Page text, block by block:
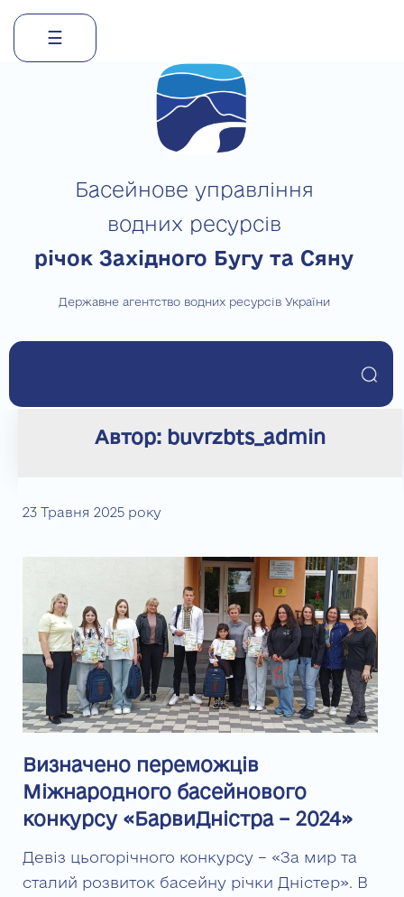
☰
Басейнове управління
водних ресурсів
річок Західного Бугу та Сяну
Державне агентство водних ресурсів України
Автор: buvrzbts_admin
23 Травня 2025 року
Визначено переможців
Міжнародного басейнового
конкурсу «БарвиДністра – 2024»
Девіз цьогорічного конкурсу – «За мир та
сталий розвиток басейну річки Дністер». В